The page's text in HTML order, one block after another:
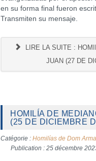
en su forma final fueron
Transmiten su mensaje.
LIRE LA SUITE :
JUAN (27 DE
HOMILÍA DE
(25 DE DICIEMBRE
Catégorie :Homilías de Dom
Publication : 25 décembre